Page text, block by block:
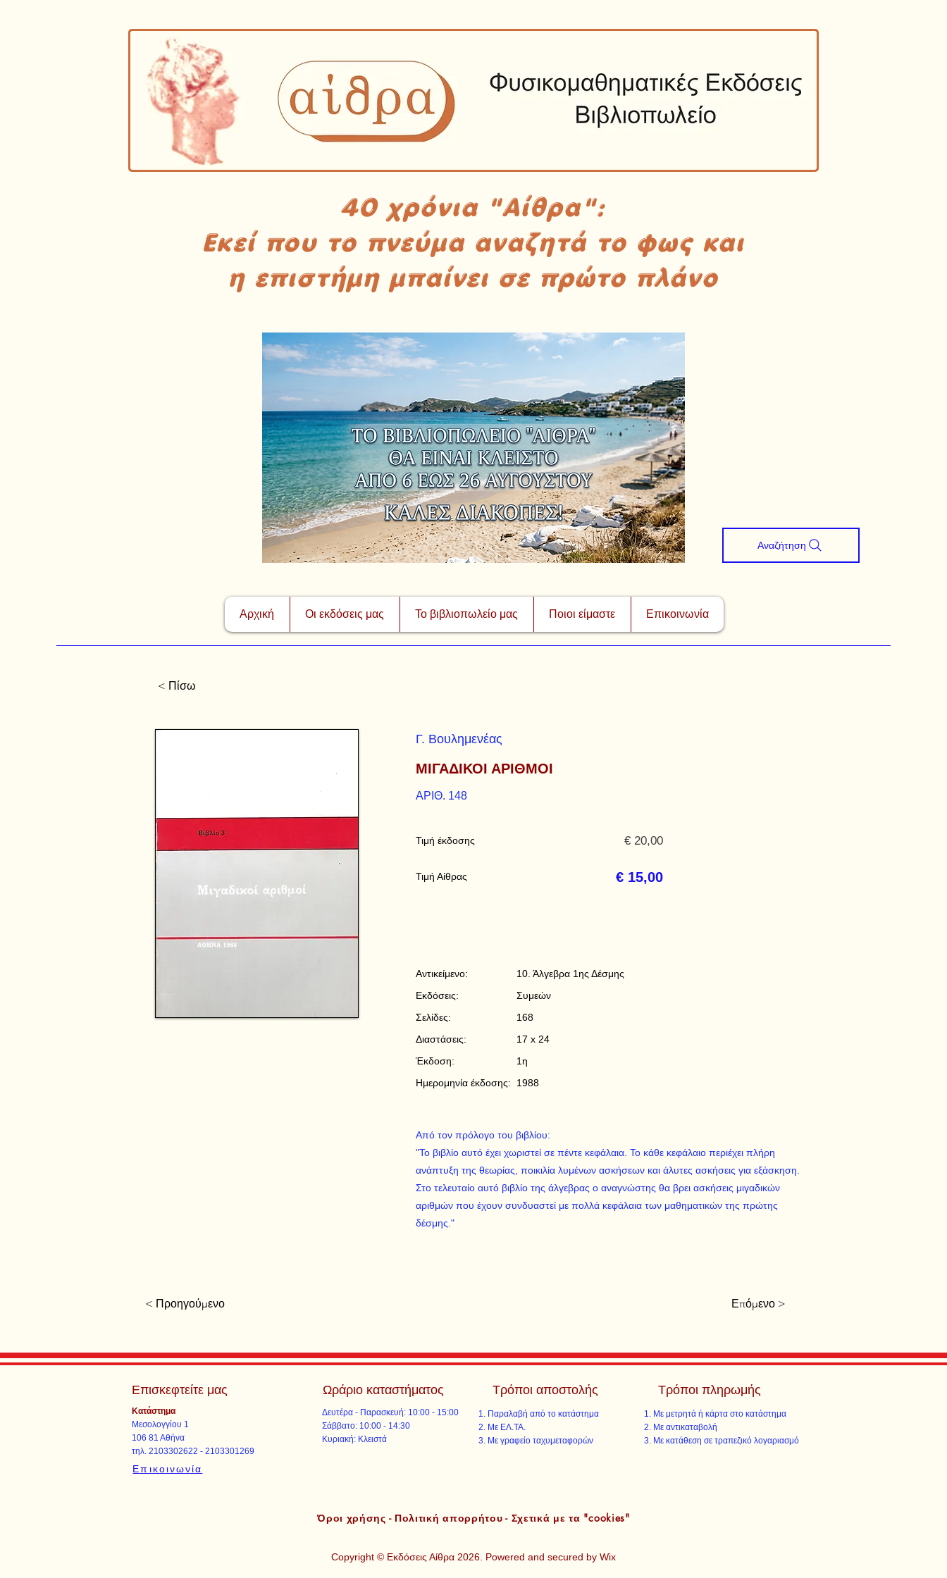
40 χρόνια "Αίθρα":
Εκεί που το πνεύμα αναζητά το φως και
η επιστήμη μπαίνει σε πρώτο πλάνο
Αρχική Οι εκδόσεις μας Το βιβλιοπωλείο μας Ποιοι είμαστε Επικοινωνία
Αναζήτηση
< Πίσω
Γ. Βουλημενέας
ΜΙΓΑΔΙΚΟΙ ΑΡΙΘΜΟΙ
ΑΡΙΘ. 148
Τιμή έκδοσης
Τιμή Αίθρας
€ 20,00
€ 15,00
Αντικείμενο:
10. Άλγεβρα 1ης Δέσμης
Εκδόσεις:
Συμεών
Σελίδες:
168
Διαστάσεις:
17 x 24
Έκδοση:
1η
Ημερομηνία έκδοσης:
1988
Από τον πρόλογο του βιβλίου:
"Το βιβλίο αυτό έχει χωριστεί σε πέντε κεφάλαια. Το κάθε κεφάλαιο περιέχει πλήρη
ανάπτυξη της θεωρίας, ποικιλία λυμένων ασκήσεων και άλυτες ασκήσεις για εξάσκηση.
Στο τελευταίο αυτό βιβλίο της άλγεβρας ο αναγνώστης θα βρει ασκήσεις μιγαδικών
αριθμών που έχουν συνδυαστεί με πολλά κεφάλαια των μαθηματικών της πρώτης
δέσμης."
< Προηγούμενο Επόμενο >
Επισκεφτείτε μας
Κατάστημα
Μεσολογγίου 1
106 81 Αθήνα
τηλ. 2103302622 - 2103301269
Επικοινωνία
Ωράριο καταστήματος
Δευτέρα - Παρασκευή: 10:00 - 15:00
​​Σάββατο: 10:00 - 14:30
​Κυριακή: Κλειστά
Τρόποι αποστολής
Παραλαβή από το κατάστημα
Με ΕΛ.ΤΑ.​​
Με γραφείο ταχυμεταφορών​
Τρόποι πληρωμής
Με μετρητά ή κάρτα στο κατάστημα
Με αντικαταβολή
Με κατάθεση σε τραπεζικό λογαριασμό
Όροι χρήσης - Πολιτική απορρήτου - Σχετικά με τα "cookies"
Copyright © Εκδόσεις Αίθρα 2026. Powered and secured by Wix